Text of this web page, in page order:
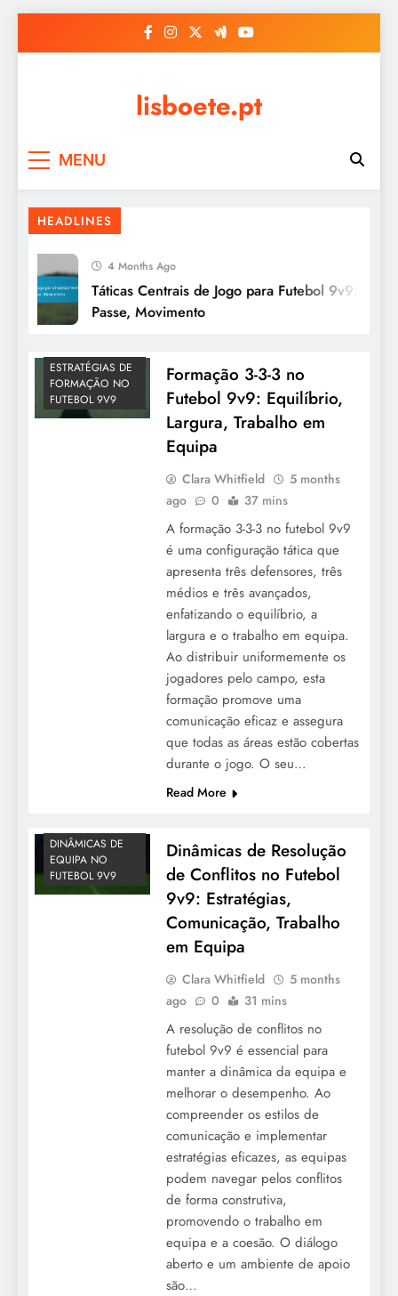
lisboete.pt
MENU
HEADLINES
4 Months Ago
Táticas Centrais de Jogo para Futebol 9v9:
Passe, Movimento
ESTRATÉGIAS DE
FORMAÇÃO NO
FUTEBOL 9V9
Formação 3-3-3 no
Futebol 9v9: Equilíbrio,
Largura, Trabalho em
Equipa
Clara Whitfield
5 months
ago
0 37 mins
A formação 3-3-3 no futebol 9v9
é uma configuração tática que
apresenta três defensores, três
médios e três avançados,
enfatizando o equilíbrio, a
largura e o trabalho em equipa.
Ao distribuir uniformemente os
jogadores pelo campo, esta
formação promove uma
comunicação eficaz e assegura
que todas as áreas estão cobertas
durante o jogo. O seu…
Read More
DINÂMICAS DE
EQUIPA NO
FUTEBOL 9V9
Dinâmicas de Resolução
de Conflitos no Futebol
9v9: Estratégias,
Comunicação, Trabalho
em Equipa
Clara Whitfield
5 months
ago
0 31 mins
A resolução de conflitos no
futebol 9v9 é essencial para
manter a dinâmica da equipa e
melhorar o desempenho. Ao
compreender os estilos de
comunicação e implementar
estratégias eficazes, as equipas
podem navegar pelos conflitos
de forma construtiva,
promovendo o trabalho em
equipa e a coesão. O diálogo
aberto e um ambiente de apoio
são…